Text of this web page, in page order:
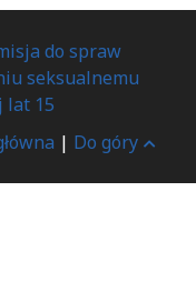
do spraw
seksualnemu
lat 15
| Do góry